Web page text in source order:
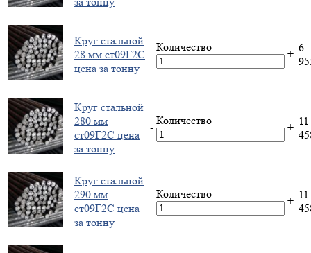
Круг стальной
28 мм ст09Г2С
цена за тонну
-
Количество
+ 6
Круг стальной
280 мм
ст09Г2С цена
за тонну
-
Количество
+ 11
Круг стальной
290 мм
ст09Г2С цена
за тонну
-
Количество
+ 11